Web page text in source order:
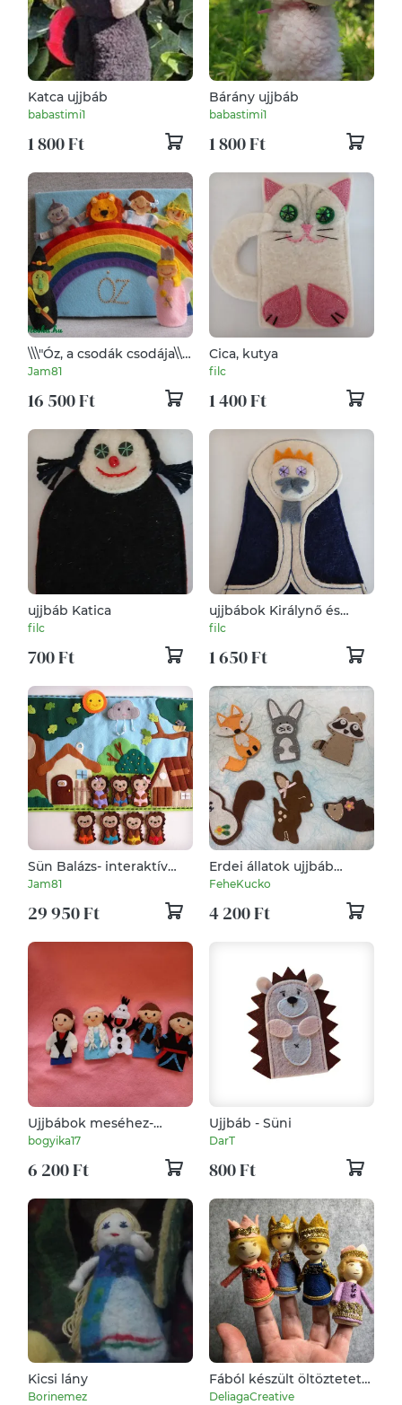
Katca ujjbáb
babastimi1
1 800 Ft
Bárány ujjbáb
babastimi1
1 800 Ft
\\\"Óz, a csodák csodája\\\"
ujjbábkészlet 6 ujjbábbal
Jam81
16 500 Ft
Cica, kutya
filc
1 400 Ft
ujjbáb Katica
filc
700 Ft
ujjbábok Királynő és
király
filc
1 650 Ft
Sün Balázs- interaktív
ujjbáb készlet
VIHETŐ!!!
Jam81
29 950 Ft
Erdei állatok ujjbáb
csomag
FeheKucko
4 200 Ft
Ujjbábok meséhez-
Jégvarázs
bogyika17
6 200 Ft
Ujjbáb - Süni
DarT
800 Ft
Kicsi lány
Borinemez
Fából készült öltöztetett
ujjbábok
DeliagaCreative